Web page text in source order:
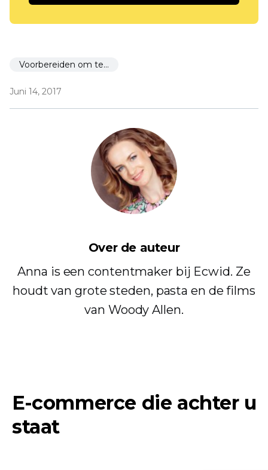
Voorbereiden om te starten
Juni 14, 2017
Over de auteur
Anna is een contentmaker bij Ecwid. Ze
houdt van grote steden, pasta en de films
van Woody Allen.
E-commerce die achter u
staat